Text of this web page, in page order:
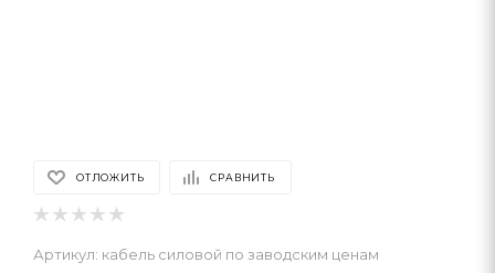
ОТЛОЖИТЬ СРАВНИТЬ
Артикул: кабель силовой по заводским ценам